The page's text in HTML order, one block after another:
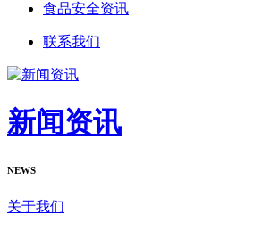
食品安全资讯
联系我们
新闻资讯
NEWS
关于我们